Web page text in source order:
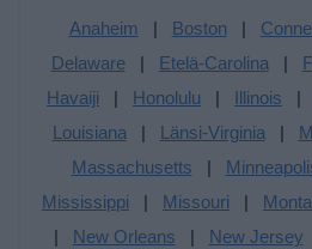
Anaheim | Boston |
Delaware| Etelä-Carolina |
Havaiji | Honolulu | Illinois |
Louisiana | Länsi-Virginia |
Massachusetts |
Mississippi | Missouri |
| New Orleans | New Jersey